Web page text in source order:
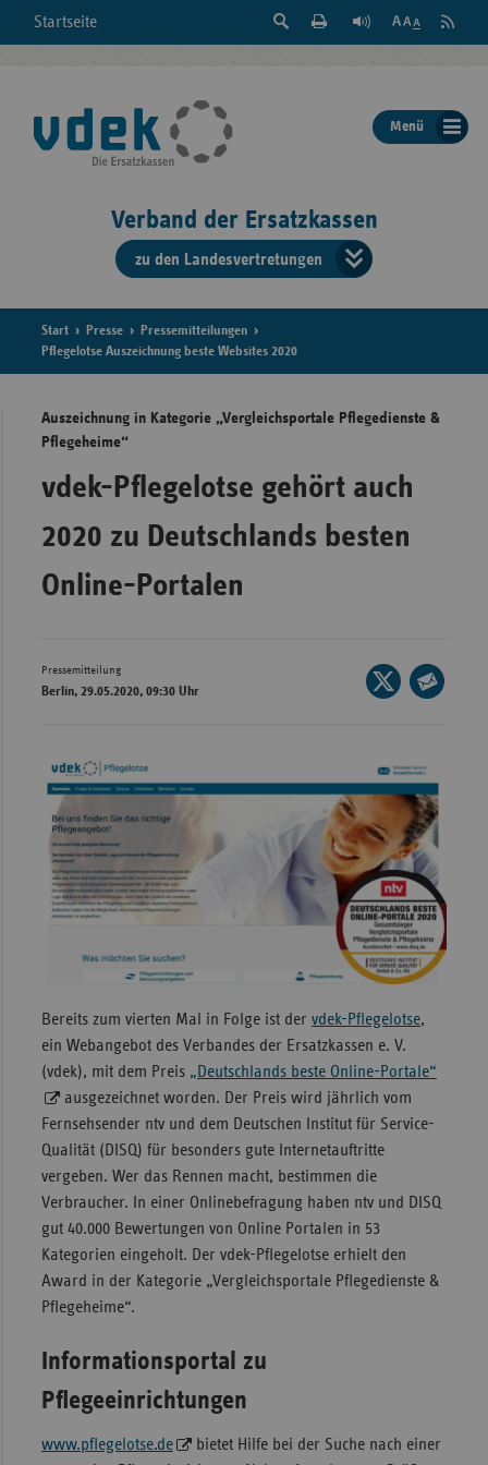
Startseite
Suche
der
Seite
Feed
Menü
Verband der Ersatzkassen
zu den Landesvertretungen
der
Start Presse
Pressemitteilungen
Pflegelotse Auszeichnung beste Websites 2020
Auszeichnung in Kategorie „Vergleichsportale Pflegedienste &
Pflegeheime“
vdek-Pflegelotse gehört auch
2020 zu Deutschlands besten
Online-Portalen
Pressemitteilung
Berlin, 29.05.2020, 09:30 Uhr
Seite
auf
E-
Mail
teilen
Bereits zum vierten Mal in Folge ist der vdek-Pflegelotse,
ein Webangebot des Verbandes der Ersatzkassen e. V.
(vdek), mit dem Preis „Deutschlands beste Online-Portale“
ausgezeichnet worden. Der Preis wird jährlich vom
Fernsehsender ntv und dem Deutschen Institut für Service-
Qualität (DISQ) für besonders gute Internetauftritte
vergeben. Wer das Rennen macht, bestimmen die
Verbraucher. In einer Onlinebefragung haben ntv und DISQ
gut 40.000 Bewertungen von Online Portalen in 53
Kategorien eingeholt. Der vdek-Pflegelotse erhielt den
Award in der Kategorie „Vergleichsportale Pflegedienste &
Pflegeheime“.
Informationsportal zu
Pflegeeinrichtungen
www.pflegelotse.de
bietet Hilfe bei der Suche nach einer